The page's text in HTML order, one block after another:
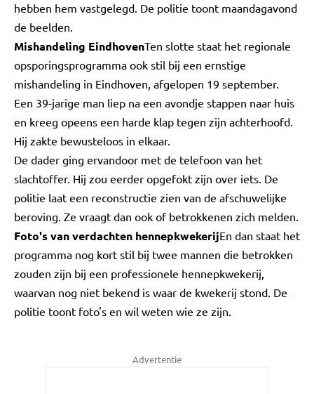
hebben hem vastgelegd. De politie toont maandagavond
de beelden.
Mishandeling EindhovenTen slotte staat het regionale
opsporingsprogramma ook stil bij een ernstige
mishandeling in Eindhoven, afgelopen 19 september.
Een 39-jarige man liep na een avondje stappen naar huis
en kreeg opeens een harde klap tegen zijn achterhoofd.
Hij zakte bewusteloos in elkaar.
De dader ging ervandoor met de telefoon van het
slachtoffer. Hij zou eerder opgefokt zijn over iets. De
politie laat een reconstructie zien van de afschuwelijke
beroving. Ze vraagt dan ook of betrokkenen zich melden.
Foto's van verdachten hennepkwekerijEn dan staat het
programma nog kort stil bij twee mannen die betrokken
zouden zijn bij een professionele hennepkwekerij,
waarvan nog niet bekend is waar de kwekerij stond. De
politie toont foto's en wil weten wie ze zijn.
Advertentie